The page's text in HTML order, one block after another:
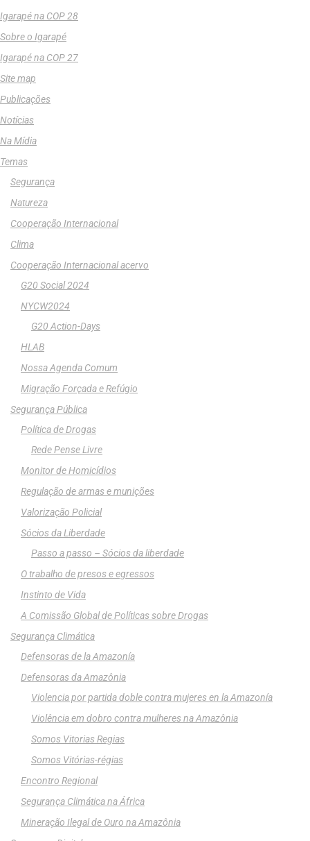
Igarapé na COP 28
Sobre o Igarapé
Igarapé na COP 27
Site map
Publicações
Notícias
Na Mídia
Temas
Segurança
Natureza
Cooperação Internacional
Clima
Cooperação Internacional acervo
G20 Social 2024
NYCW2024
G20 Action-Days
HLAB
Nossa Agenda Comum
Migração Forçada e Refúgio
Segurança Pública
Política de Drogas
Rede Pense Livre
Monitor de Homicídios
Regulação de armas e munições
Valorização Policial
Sócios da Liberdade
Passo a passo – Sócios da liberdade
O trabalho de presos e egressos
Instinto de Vida
A Comissão Global de Políticas sobre Drogas
Segurança Climática
Defensoras de la Amazonía
Defensoras da Amazônia
Violencia por partida doble contra mujeres en la Amazonía
Violência em dobro contra mulheres na Amazônia
Somos Vitorias Regias
Somos Vitórias-régias
Encontro Regional
Segurança Climática na África
Mineração Ilegal de Ouro na Amazônia